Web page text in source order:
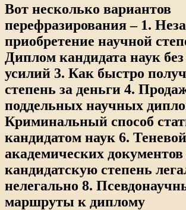
Вот несколько вариантов
перефразирования – 1.
приобретение научной
Диплом кандидата наук
усилий 3. Как быстро
степень за деньги 4.
поддельных научных
Криминальный способ
кандидатом наук 6.
академических
кандидатскую степень
нелегально 8.
маршруты к диплому